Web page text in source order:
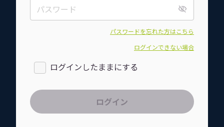
パスワードを忘れた方はこちら
ログインできない場合
ログインしたままにする